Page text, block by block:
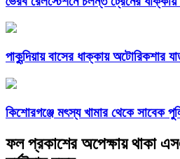
পাকুন্দিয়ায় বাসের ধাক্কায় অটোরিকশার
কিশোরগঞ্জে মৎস্য খামার থেকে সাবেক
ফল প্রকাশের অপেক্ষায় থাকা